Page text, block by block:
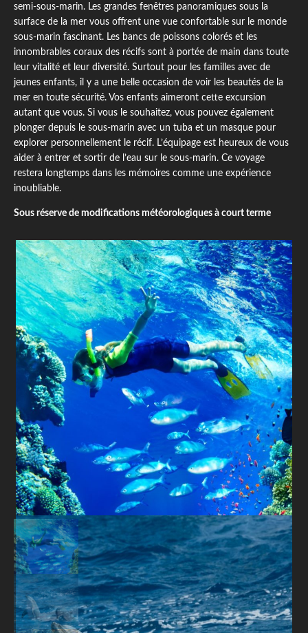
semi-sous-marin. Les grandes fenêtres panoramiques sous la
surface de la mer vous offrent une vue confortable sur le monde
sous-marin fascinant. Les bancs de poissons colorés et les
innombrables coraux des récifs sont à portée de main dans toute
leur vitalité et leur diversité. Surtout pour les familles avec de
jeunes enfants, il y a une belle occasion de voir les beautés de la
mer en toute sécurité. Vos enfants aimeront cette excursion
autant que vous. Si vous le souhaitez, vous pouvez également
plonger depuis le sous-marin avec un tuba et un masque pour
explorer personnellement le récif. L’équipage est heureux de vous
aider à entrer et sortir de l’eau sur le sous-marin. Ce voyage
restera longtemps dans les mémoires comme une expérience
inoubliable.
Sous réserve de modifications météorologiques à court terme